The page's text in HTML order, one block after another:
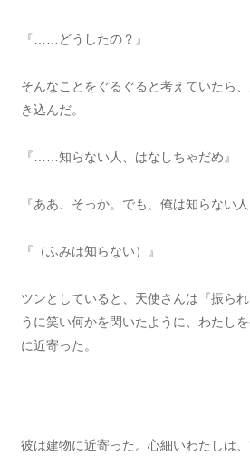
『……どうしたの？』
そんなことをぐるぐると考えていたら
き込んだ。
『……知らない人、はなしちゃだめ』
『ああ、そっか。でも、俺は知らない人
『（ふみは知らない）』
ツンとしていると、天使さんは『振ら
うに笑い何かを閃いたように、わたし
に近寄った。
彼は建物に近寄った。心細いわたしは